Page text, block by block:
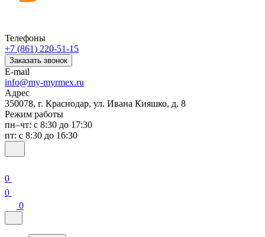
Телефоны
+7 (861) 220-51-15
Заказать звонок
E-mail
info@my-myrmex.ru
Адрес
350078, г. Краснодар, ул. Ивана Кияшко, д. 8
Режим работы
пн–чт: с 8:30 до 17:30
пт: с 8:30 до 16:30
0
0
0